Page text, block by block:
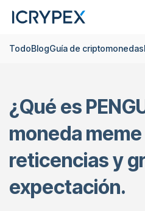
Iniciar
Empresa
Ayuda
Futuros
TodoBlogGuía de criptomonedas
¿Qué es
moneda
reticencias y
expectación.